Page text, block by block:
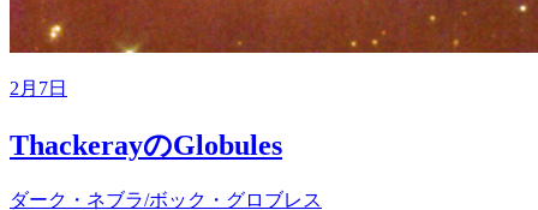
2月7日
ThackerayのGlobules
ダーク・ネブラ/ボック・グロブレス